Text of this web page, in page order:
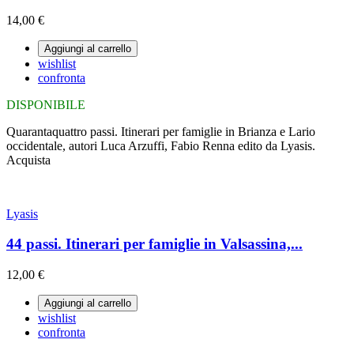
14,00 €
Aggiungi al carrello
wishlist
confronta
DISPONIBILE
Quarantaquattro passi. Itinerari per famiglie in Brianza e Lario
occidentale, autori Luca Arzuffi, Fabio Renna edito da Lyasis.
Acquista
Lyasis
44 passi. Itinerari per famiglie in Valsassina,...
12,00 €
Aggiungi al carrello
wishlist
confronta